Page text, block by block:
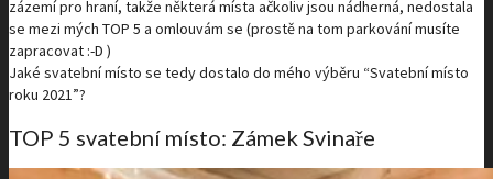
zázemí pro hraní, takže některá místa ačkoliv jsou nádherná, nedostala
se mezi mých TOP 5 a omlouvám se (prostě na tom parkování musíte
zapracovat :-D )
Jaké svatební místo se tedy dostalo do mého výběru “Svatební místo
roku 2021”?
TOP 5 svatební místo: Zámek Svinaře